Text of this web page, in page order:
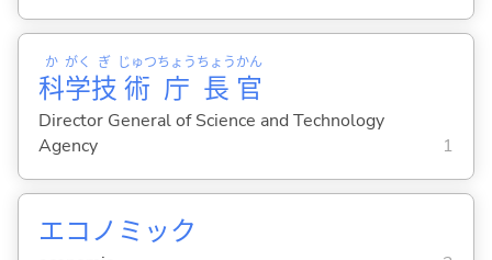
科
か
学
がく
技
ぎ
術
じゅつ
庁
ちょう
長
ちょう
官
かん
Director General of Science and Technology
Agency
1
エコノミック